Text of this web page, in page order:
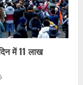
में 11 लाख